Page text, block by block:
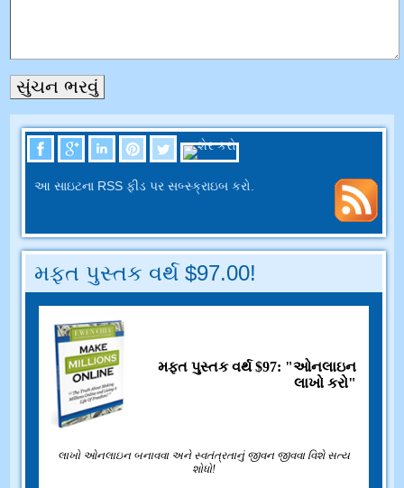
આ સાઇટના RSS ફીડ પર સબ્સ્ક્રાઇબ કરો.
મફત પુસ્તક વર્થ $97.00!
મફત પુસ્તક વર્થ $97: "ઓનલાઇન
લાખો કરો"
લાખો ઓનલાઇન બનાવવા અને સ્વતંત્રતાનું જીવન જીવવા વિશે સત્ય
શોધો!